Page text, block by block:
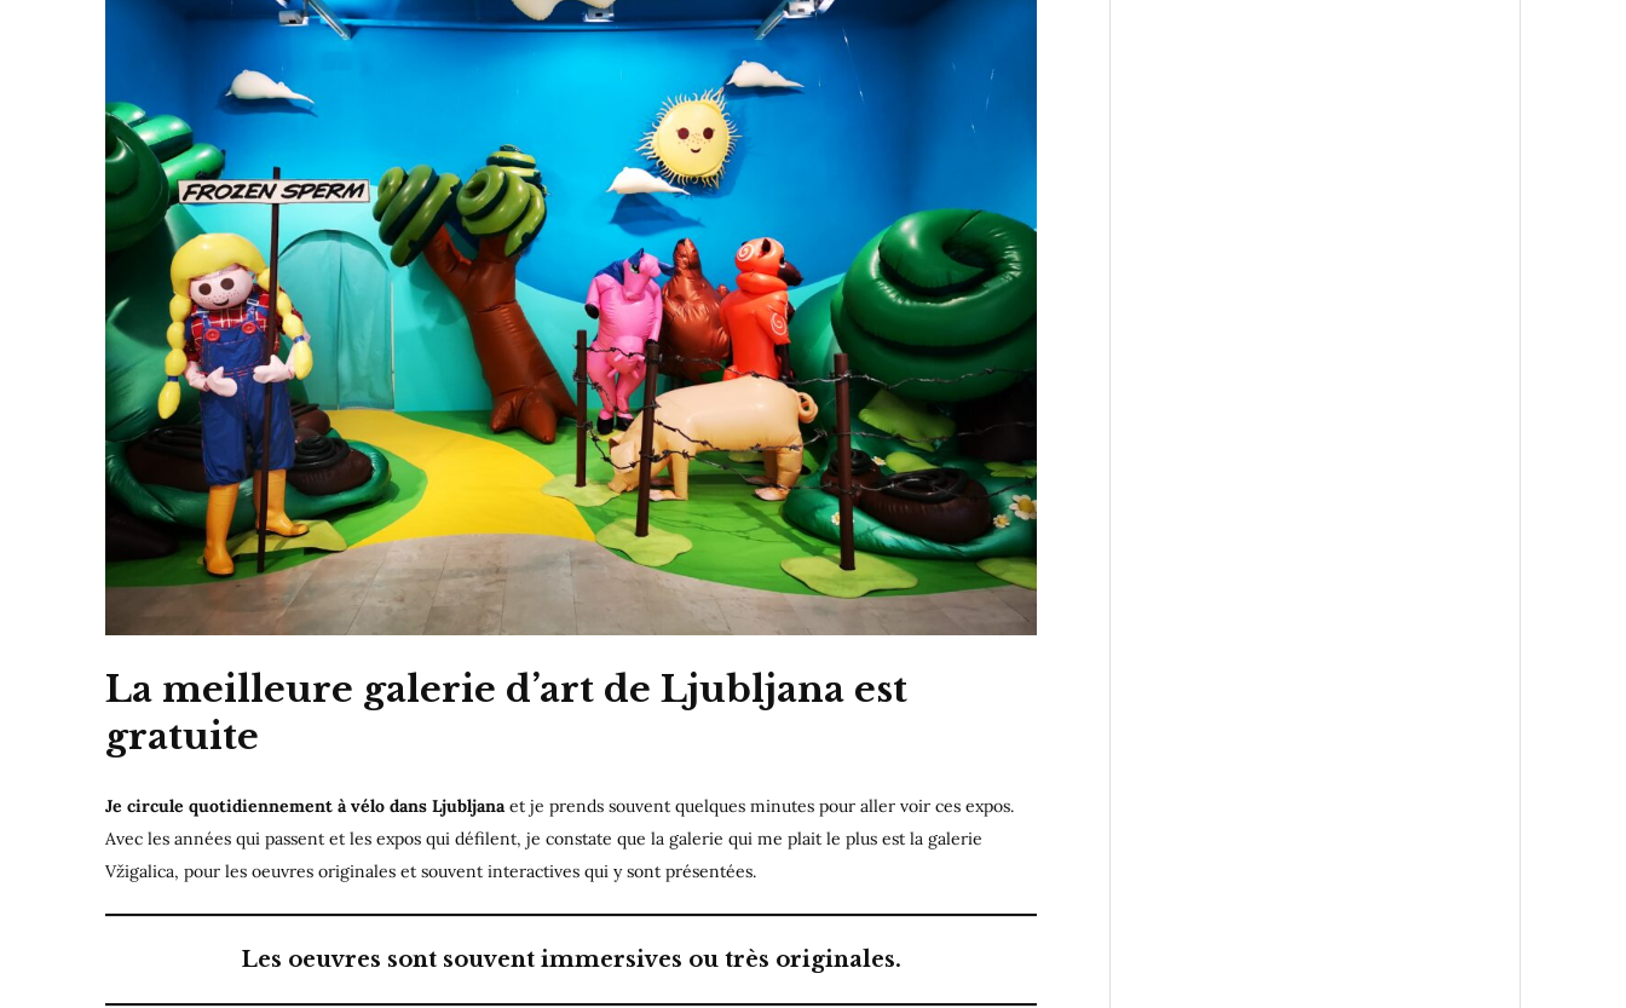
La meilleure galerie d’art de Ljubljana est
gratuite
Je circule quotidiennement à vélo dans Ljubljanaet je prends souvent quelques minutes pour aller voir ces expos.
Avec les années qui passent et les expos qui défilent, je constate que la galerie qui me plait le plus est la galerie
Vžigalica, pour les oeuvres originales et souvent interactives qui y sont présentées.
Les oeuvres sont souvent immersives ou très originales.